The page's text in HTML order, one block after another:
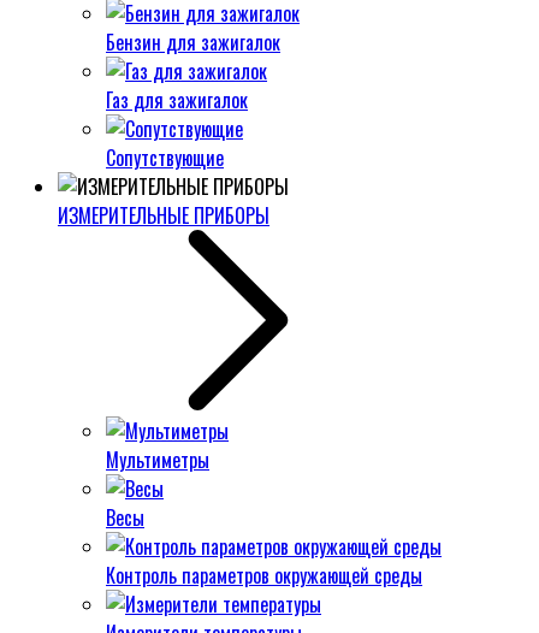
Бензин для зажигалок
Газ для зажигалок
Сопутствующие
ИЗМЕРИТЕЛЬНЫЕ ПРИБОРЫ
Мультиметры
Весы
Контроль параметров окружающей среды